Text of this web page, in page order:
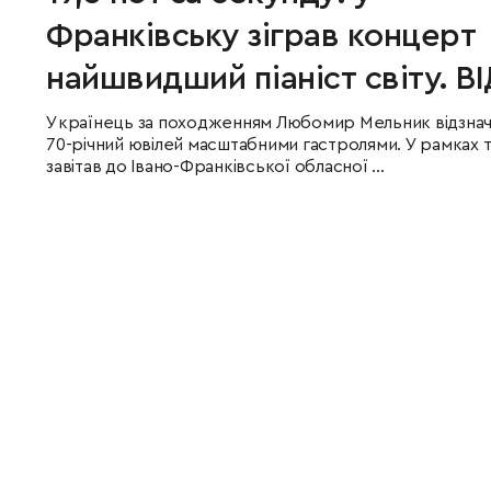
Франківську зіграв концерт
найшвидший піаніст світу.
Українець за походженням Любомир Мельник
70-річний ювілей масштабними гастролями. У рамках
завітав до Івано-Франківської обласної ...